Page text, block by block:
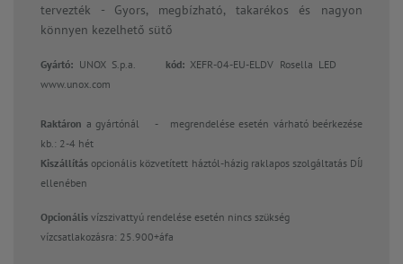
tervezték - Gyors, megbízható, takarékos és nagyon
könnyen kezelhető sütő
Gyártó: UNOX S.p.a. kód: XEFR-04-EU-ELDV Rosella LED
www.unox.com
Raktáron a gyártónál -
megrendelése esetén várható beérkezése
kb.: 2-4 hét
Kiszállítás opcionális közvetített háztól-házig raklapos szolgáltatás DÍJ
ellenében
Opcionális vízszivattyú rendelése esetén nincs szükség
vízcsatlakozásra: 25.900+áfa